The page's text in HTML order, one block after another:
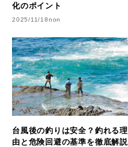
化のポイント
2025/11/18non
台風後の釣りは安全？釣れる理
由と危険回避の基準を徹底解説